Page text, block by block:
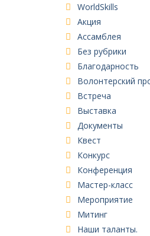
WorldSkills
Акция
Ассамблея
Без рубрики
Благодарность
Волонтерский
Встреча
Выставка
Документы
Квест
Конкурс
Конференция
Мастер-класс
Мероприятие
Митинг
Наши таланты.